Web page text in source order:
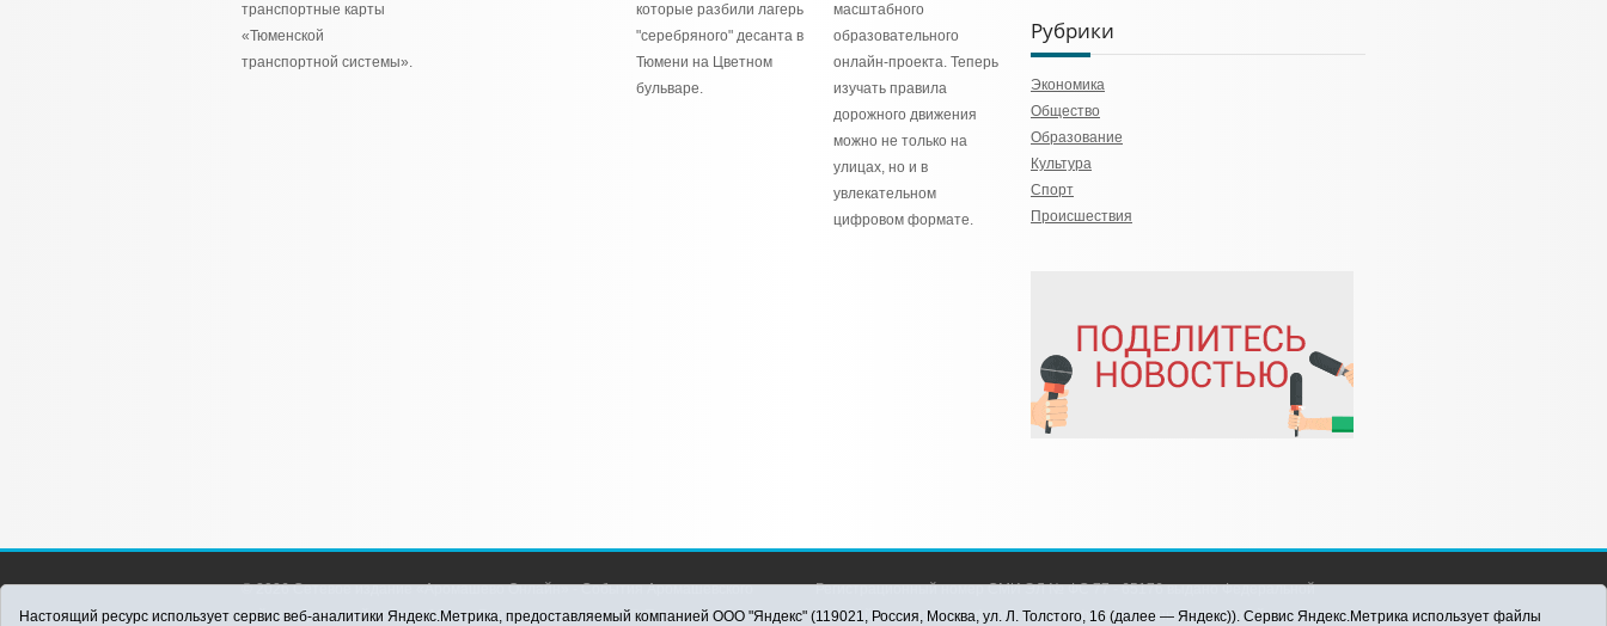
транспортные карты
«Тюменской
транспортной системы».
которые разбили лагерь
"серебряного" десанта в
Тюмени на Цветном
бульваре.
масштабного
образовательного
онлайн-проекта. Теперь
изучать правила
дорожного движения
можно не только на
улицах, но и в
увлекательном
цифровом формате.
Рубрики
Экономика
Общество
Образование
Культура
Спорт
Происшествия
© 2026 Сетевое издание «Аромашево Онлайн» - События Аромашевского
района. Для детей старше 16 лет. Все права защищены © При использовании
Регистрационный номер СМИ ЭЛ № ФС 77 - 65176 выдано Федеральной
службой по надзору в сфере связи, информационных технологий и массовых
Настоящий ресурс использует сервис веб-аналитики Яндекс.Метрика, предоставляемый компанией ООО "Яндекс" (119021, Россия, Москва, ул. Л. Толстого, 16 (далее — Яндекс)). Сервис Яндекс.Метрика использует файлы